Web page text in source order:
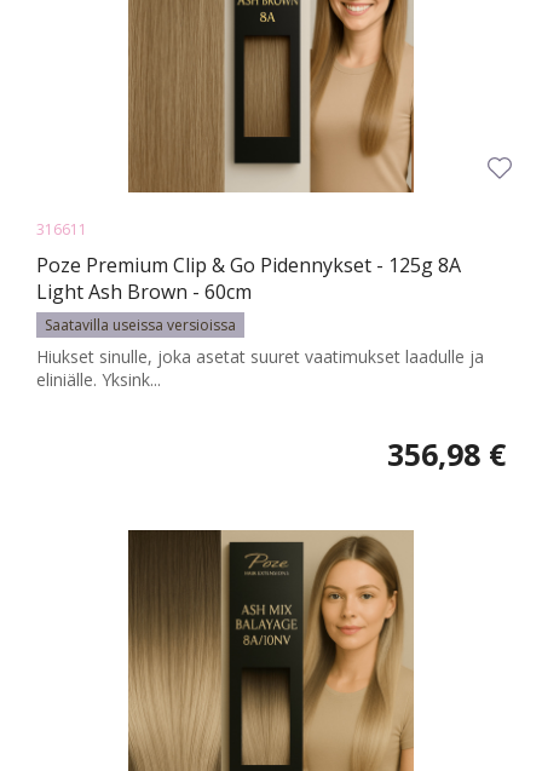
316611
Poze Premium Clip & Go Pidennykset - 125g 8A
Light Ash Brown - 60cm
Saatavilla useissa versioissa
Hiukset sinulle, joka asetat suuret vaatimukset laadulle ja
eliniälle. Yksink...
356,98 €